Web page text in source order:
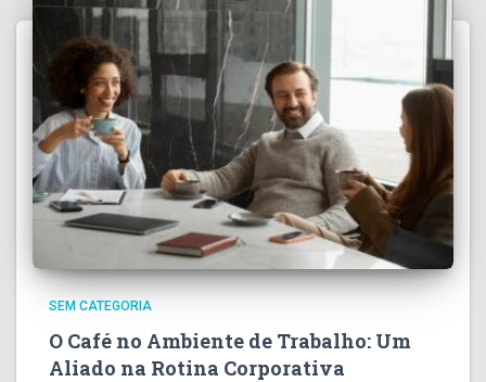
SEM CATEGORIA
O Café no Ambiente de Trabalho: Um
Aliado na Rotina Corporativa